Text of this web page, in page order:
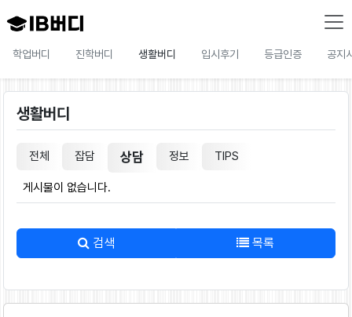
학업버디 진학버디 생활버디 입시후기 등급인증 공지
생활버디
전체 잡담 상담 정보 TIPS
게시물이 없습니다.
검색 목록